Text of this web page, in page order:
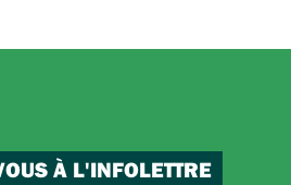
À L'INFOLETTRE